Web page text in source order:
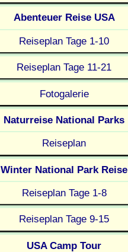
Abenteuer Reise USA
Reiseplan Tage 1-10
Reiseplan Tage 11-21
Fotogalerie
Naturreise National Parks
Reiseplan
Winter National Park Reise
Reiseplan Tage 1-8
Reiseplan Tage 9-15
USA Camp Tour